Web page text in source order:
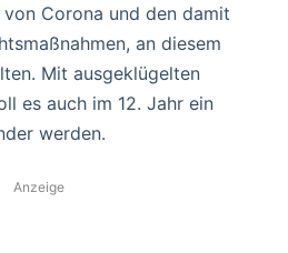
Corona und den damit
an diesem
Mit ausgeklügelten
es auch im 12. Jahr ein
werden.
Anzeige